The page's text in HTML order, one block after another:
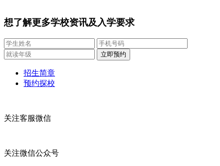
想了解更多学校资讯及入学要求
招生简章
预约探校
关注客服微信
关注微信公众号